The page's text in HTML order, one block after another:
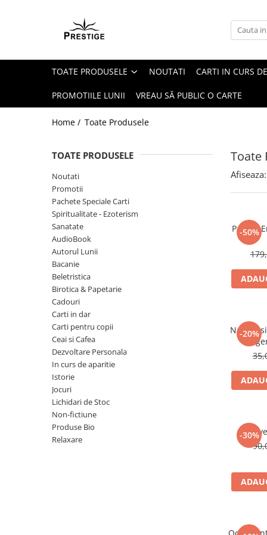
Toate Produsele
Pachete Speciale Carti
Spiritualitate - Ezoterism
AngelConnection
Chiromantie
Dezvoltare Spirituala
KidConnection
Minte Corp
New Illuminati Files
Numerologie
Paranormal
Parapsihologie
ReConnect
ScienceConnection
SelfConnect
TOATE PRODUSELE NOUTATI CARTI IN CURS
PROMOTIILE LUNII VREAU SĂ PUBLIC O CARTE
Home / Toate Produsele
Toate
TOATE PRODUSELE
Noutati
Promotii
Pachete Speciale Carti
Spiritualitate - Ezoterism
Sanatate
AudioBook
Autorul Lunii
Bacanie
Beletristica
Birotica & Papetarie
Cadouri
Carti in dar
Carti pentru copii
Ceai si Cafea
Dezvoltare Personala
In curs de aparitie
Istorie
Jocuri
Lichidari de Stoc
Non-fictiune
Produse Bio
Relaxare
Afiseaza:
-50%
Pachet
-20%
Natura
-30%